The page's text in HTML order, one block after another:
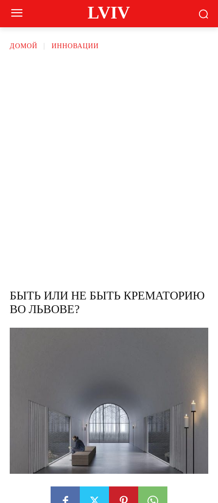
LVIV
ДОМОЙ ИННОВАЦИИ
БЫТЬ ИЛИ НЕ БЫТЬ КРЕМАТОРИЮ
ВО ЛЬВОВЕ?